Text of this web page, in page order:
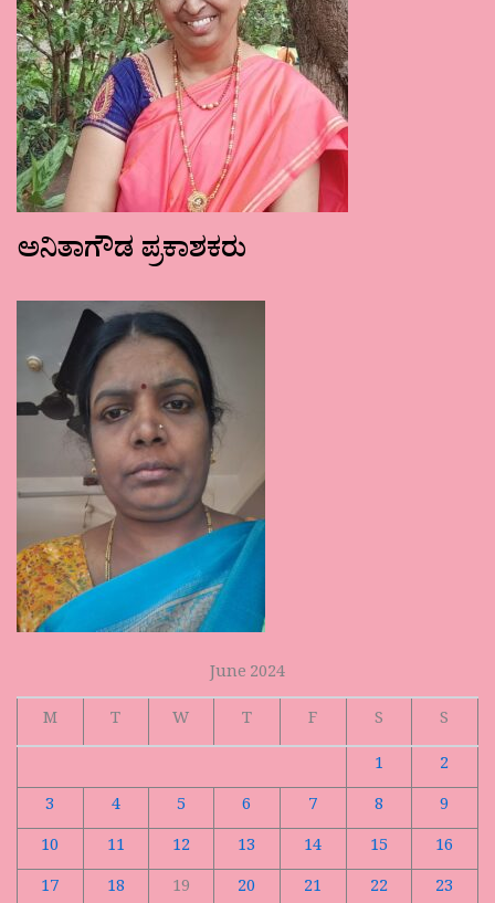
ಅನಿತಾಗೌಡ ಪ್ರಕಾಶಕರು
June 2024
M
T W T F S
S
1
2
3
4 5 6 7 8
9
10
11 12 13 14 15
16
17
18 19 20 21 22
23